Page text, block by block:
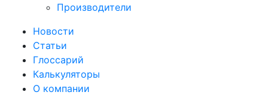
Производители
Новости
Статьи
Глоссарий
Калькуляторы
О компании